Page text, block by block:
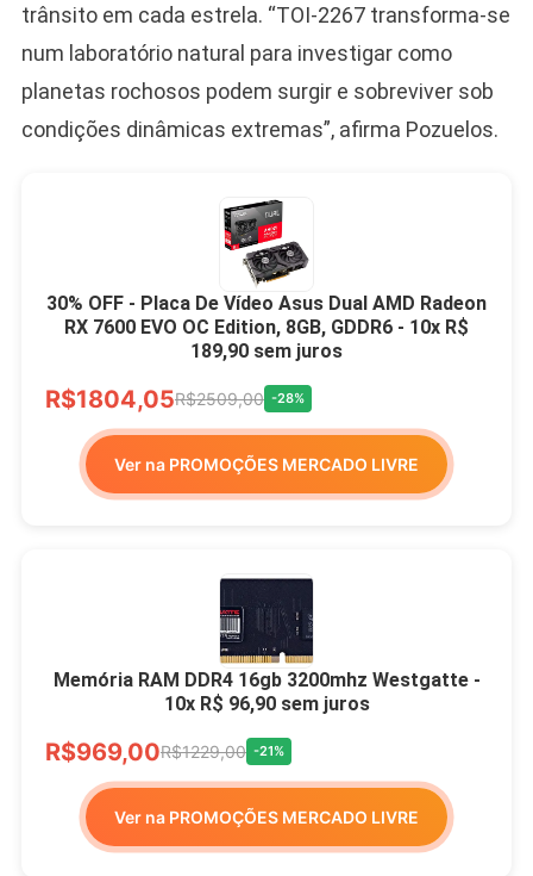
trânsito em cada estrela. “TOI-2267 transforma-se
num laboratório natural para investigar como
planetas rochosos podem surgir e sobreviver sob
condições dinâmicas extremas”, afirma Pozuelos.
30% OFF - Placa De Vídeo Asus Dual AMD Radeon
RX 7600 EVO OC Edition, 8GB, GDDR6 - 10x R$
189,90 sem juros
R$1804,05R$2509,00 -28%
Ver na PROMOÇÕES MERCADO LIVRE
Memória RAM DDR4 16gb 3200mhz Westgatte -
10x R$ 96,90 sem juros
R$969,00R$1229,00 -21%
Ver na PROMOÇÕES MERCADO LIVRE